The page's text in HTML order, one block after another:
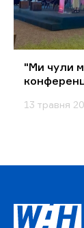
"Ми чули
13 травня